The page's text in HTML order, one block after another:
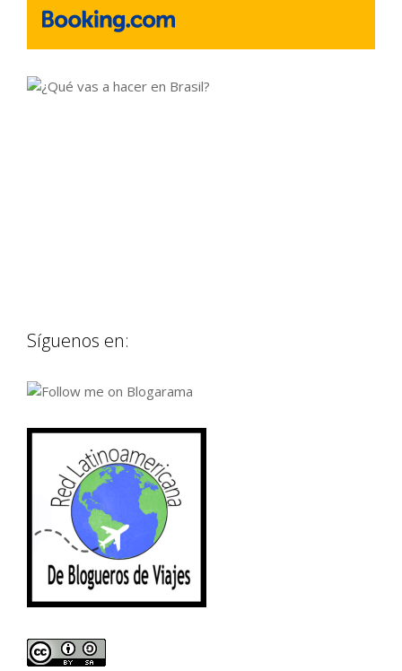
Síguenos en: